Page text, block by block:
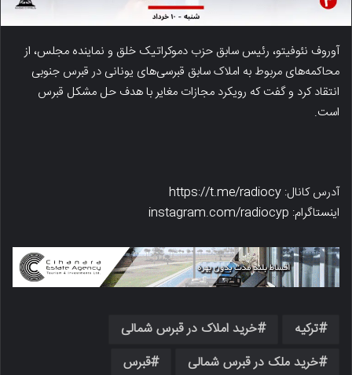
آوروف نئوفیتو، رئیس سابق حزب دموکراتیک خلق‌ و نماینده مجلس، از
محاکمه‌های مربوط به املاک سابق قبرسی‌های یونانی در قبرس جنوبی
انتقاد کرد و گفت که رویکرد مجازات مغایر با هدف حل مشکل قبرس
است.
آدرس کانال: https://t.me/radiocy
اینستاگرام: instagram.com/radiocyp
ترکیه
خرید املاک در قبرس شمالی
خرید ملک در قبرس شمالی
قبرس